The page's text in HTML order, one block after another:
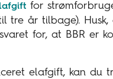
for
tre år tilbage). Husk,
for, at BBR er
elafgift, kan du